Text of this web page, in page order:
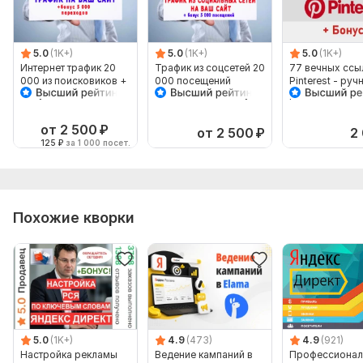
5.0 (1K+)
Интернет трафик 20
000 из поисковиков +
бонус 5 тыс
от 2 500 ₽
125 ₽ за 1 000 посет.
5.0 (1K+)
Трафик из соцсетей 20
000 посещений
Вашего сайта+бонус 5
от 2 500 ₽
5.0 (1K+)
77 вечных
Pinterest -
размещение +
2
Похожие кворки
5.0 (1K+)
Настройка рекламы
4.9 (473)
Ведение кампаний в
4.9 (921)